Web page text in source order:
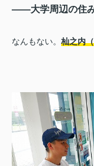
――大学周辺の住
なんもない。 杣之内